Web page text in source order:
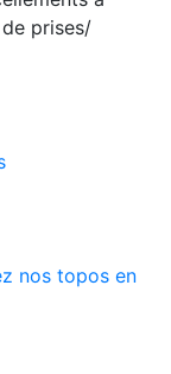
prises/
nos topos en